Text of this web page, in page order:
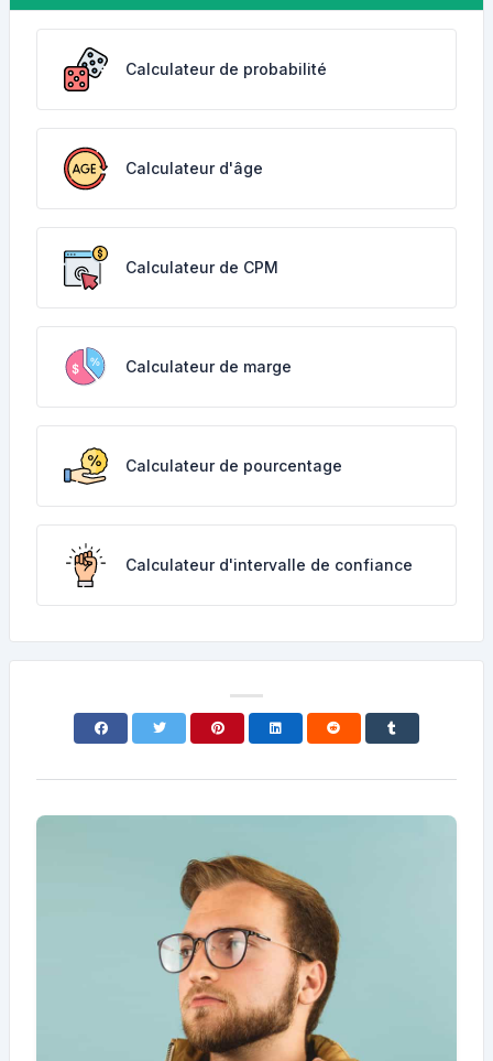
Calculateur de probabilité
Calculateur d'âge
Calculateur de CPM
Calculateur de marge
Calculateur de pourcentage
Calculateur d'intervalle de confiance